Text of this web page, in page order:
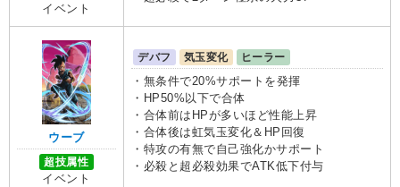
イベント
ウーブ
超技属性
イベント
デバフ 気玉変化
ヒーラー
・無条件で20%サポートを発揮
・HP50%以下で合体
・合体前はHPが多いほど性能上昇
・合体後は虹気玉変化＆HP回復
・特攻の有無で自己強化かサポート
・必殺と超必殺効果でATK低下付与